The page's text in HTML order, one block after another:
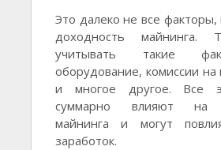
Это далеко не все
доходность майнинга.
учитывать такие
оборудование, комиссии на
и многое другое. Все
суммарно влияют на
майнинга и могут
заработок.